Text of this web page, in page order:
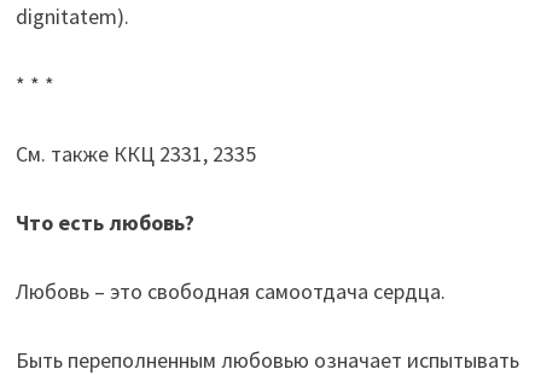
dignitatem).
* * *
См. также ККЦ 2331, 2335
Что есть любовь?
Любовь – это свободная самоотдача сердца.
Быть переполненным любовью означает испытывать